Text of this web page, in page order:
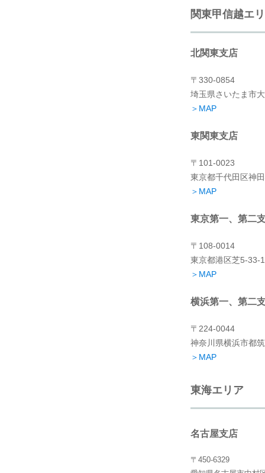
関東甲信越エ
北関東支店
〒330-0854
埼玉県さいたま市
＞MAP
東関東支店
〒101-0023
東京都千代田区神
＞MAP
東京第一、第二
〒108-0014
東京都港区芝5-33-
＞MAP
横浜第一、第二
〒224-0044
神奈川県横浜市都
＞MAP
東海エリア
名古屋支店
〒450-6329